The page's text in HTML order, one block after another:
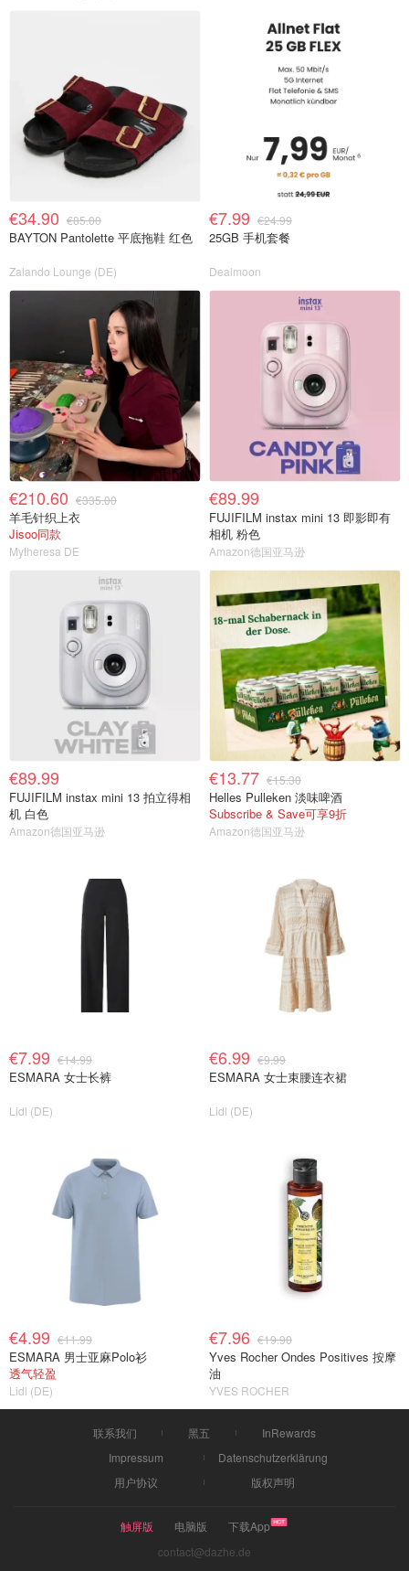
€34.90 €85.00
BAYTON Pantolette 平底拖鞋 红色
Zalando Lounge (DE)
€7.99 €24.99
25GB 手机套餐
Dealmoon
€210.60 €335.00
羊毛针织上衣
Jisoo同款
Mytheresa DE
€89.99
FUJIFILM instax mini 13 即影即有
相机 粉色
Amazon德国亚马逊
€89.99
FUJIFILM instax mini 13 拍立得相
机 白色
Amazon德国亚马逊
€13.77 €15.30
Helles Pulleken 淡味啤酒
Subscribe & Save可享9折
Amazon德国亚马逊
€7.99 €14.99
ESMARA 女士长裤
Lidl (DE)
€6.99 €9.99
ESMARA 女士束腰连衣裙
Lidl (DE)
€4.99 €11.99
ESMARA 男士亚麻Polo衫
透气轻盈
Lidl (DE)
€7.96 €19.90
Yves Rocher Ondes Positives 按摩
油
YVES ROCHER
联系我们 黑五
InRewards
Impressum
Datenschutzerklärung
用户协议
版权声明
触屏版 电脑版
下载App
contact@dazhe.de